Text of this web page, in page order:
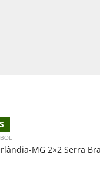
MG 2×2 Serra